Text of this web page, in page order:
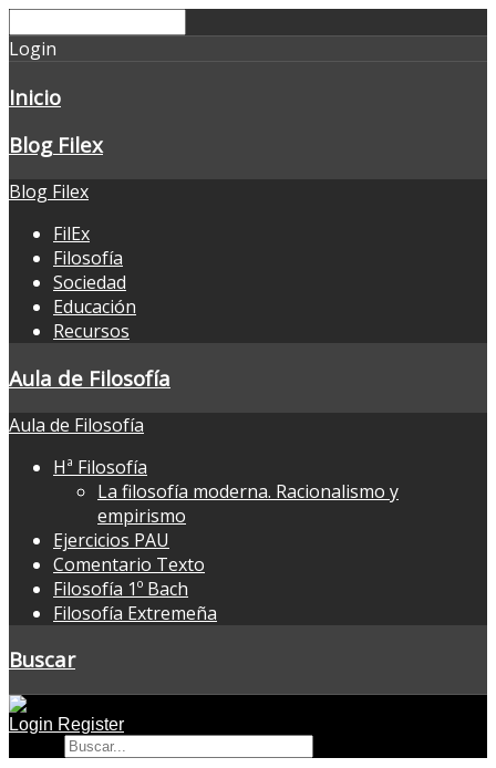
Login
Inicio
Blog Filex
Blog Filex
FilEx
Filosofía
Sociedad
Educación
Recursos
Aula de Filosofía
Aula de Filosofía
Hª Filosofía
La filosofía moderna. Racionalismo y
empirismo
Ejercicios PAU
Comentario Texto
Filosofía 1º Bach
Filosofía Extremeña
Buscar
Login Register